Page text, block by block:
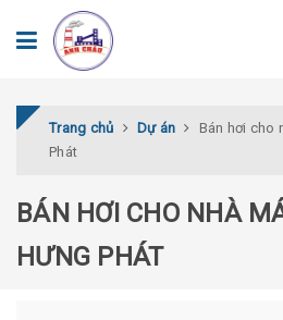
Trang chủ Dự án
Bán hơi cho
Phát
BÁN HƠI CHO NHÀ
HƯNG PHÁT